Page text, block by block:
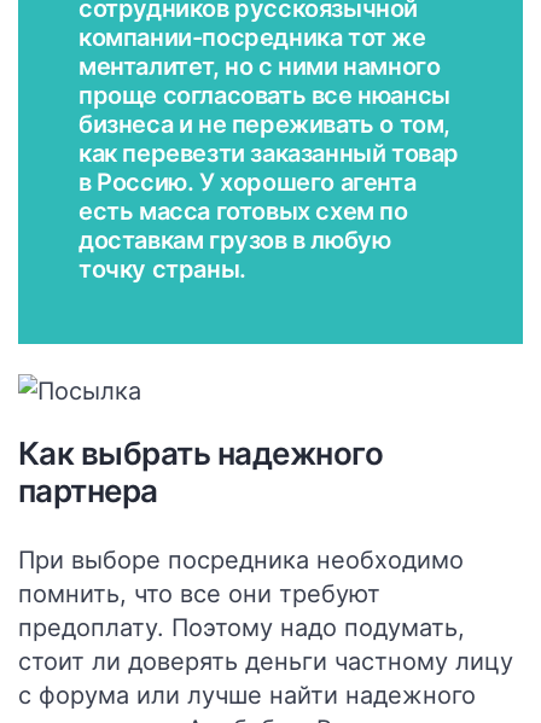
сотрудников русскоязычной
компании-посредника тот же
менталитет, но с ними намного
проще согласовать все нюансы
бизнеса и не переживать о том,
как перевезти заказанный товар
в Россию. У хорошего агента
есть масса готовых схем по
доставкам грузов в любую
точку страны.
Как выбрать надежного
партнера
При выборе посредника необходимо
помнить, что все они требуют
предоплату. Поэтому надо подумать,
стоит ли доверять деньги частному лицу
с форума или лучше найти надежного